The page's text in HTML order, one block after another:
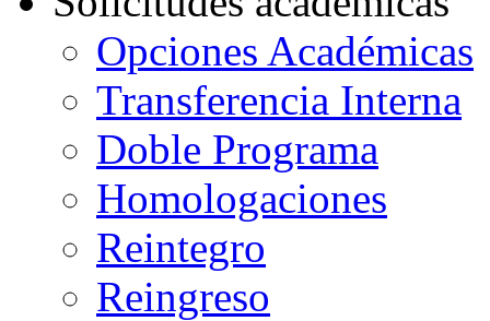
Opciones Académicas
Transferencia Interna
Doble Programa
Homologaciones
Reintegro
Reingreso